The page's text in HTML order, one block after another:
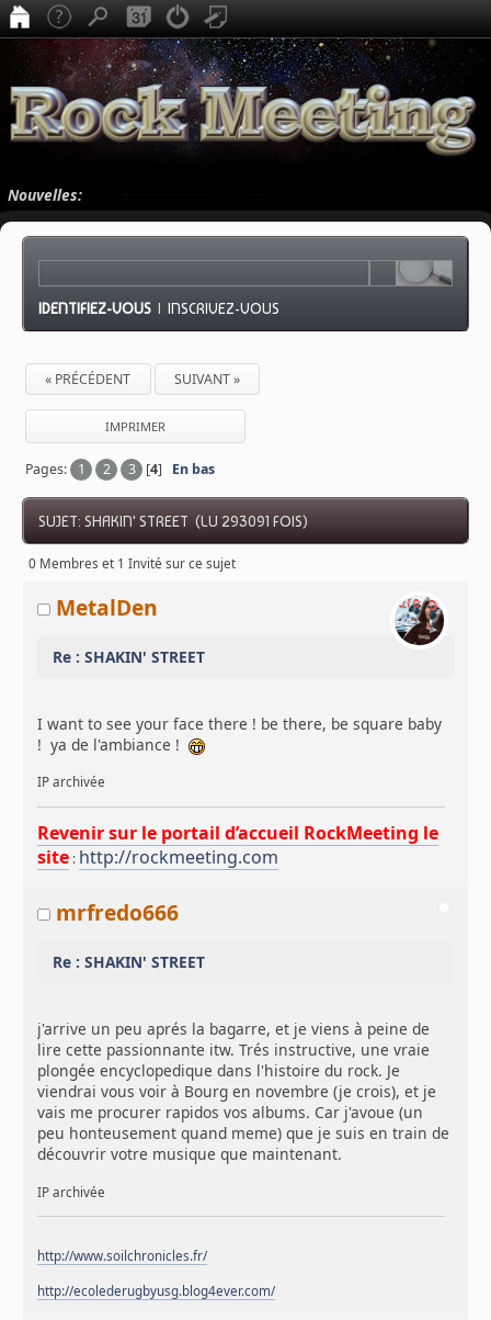
Nouvelles:
IDENTIFIEZ-VOUS |INSCRIVEZ-VOUS
« PRÉCÉDENT SUIVANT »
IMPRIMER
Pages: 1 2 3 [4] En bas
SUJET: SHAKIN' STREET (LU 293091 FOIS)
0 Membres et 1 Invité sur ce sujet
MetalDen
Re : SHAKIN' STREET
I want to see your face there ! be there, be square baby
! ya de l'ambiance !
IP archivée
Revenir sur le portail d’accueil RockMeeting le
site : http://rockmeeting.com
mrfredo666
Re : SHAKIN' STREET
j'arrive un peu aprés la bagarre, et je viens à peine de
lire cette passionnante itw. Trés instructive, une vraie
plongée encyclopedique dans l'histoire du rock. Je
viendrai vous voir à Bourg en novembre (je crois), et je
vais me procurer rapidos vos albums. Car j'avoue (un
peu honteusement quand meme) que je suis en train de
découvrir votre musique que maintenant.
IP archivée
http://www.soilchronicles.fr/
http://ecolederugbyusg.blog4ever.com/